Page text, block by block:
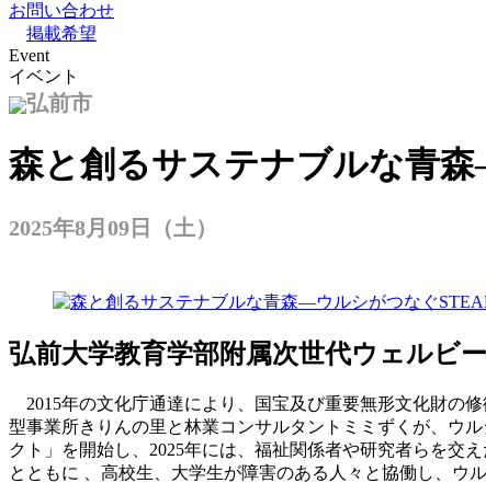
お問い合わせ
掲載希望
Event
イベント
弘前市
森と創るサステナブルな青
2025年8月09日（土）
弘前大学教育学部附属次世代ウェルビ
2015年の文化庁通達により、国宝及び重要無形文化財の
型事業所きりんの里と林業コンサルタントミミずくが、ウ
クト」を開始し、2025年には、福祉関係者や研究者らを交
とともに 、高校生、大学生が障害のある人々と協働し、ウ